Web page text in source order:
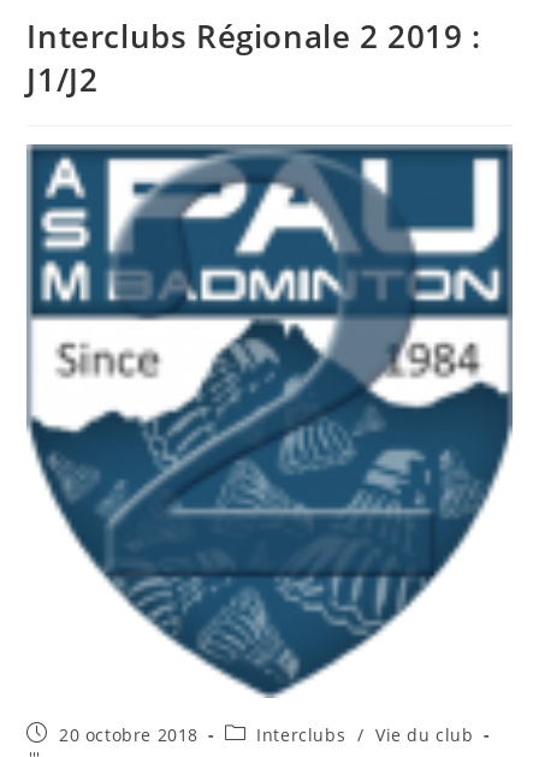
Interclubs Régionale 2 2019 :
J1/J2
Publication
20 octobre 2018
PostInterclubs / Vie du club